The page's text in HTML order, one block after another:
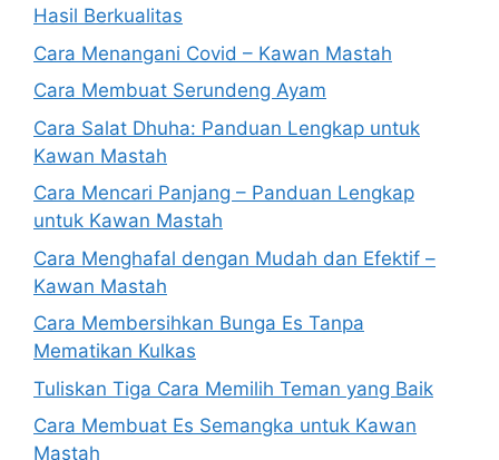
Hasil Berkualitas
Cara Menangani Covid – Kawan Mastah
Cara Membuat Serundeng Ayam
Cara Salat Dhuha: Panduan Lengkap untuk
Kawan Mastah
Cara Mencari Panjang – Panduan Lengkap
untuk Kawan Mastah
Cara Menghafal dengan Mudah dan Efektif –
Kawan Mastah
Cara Membersihkan Bunga Es Tanpa
Mematikan Kulkas
Tuliskan Tiga Cara Memilih Teman yang Baik
Cara Membuat Es Semangka untuk Kawan
Mastah